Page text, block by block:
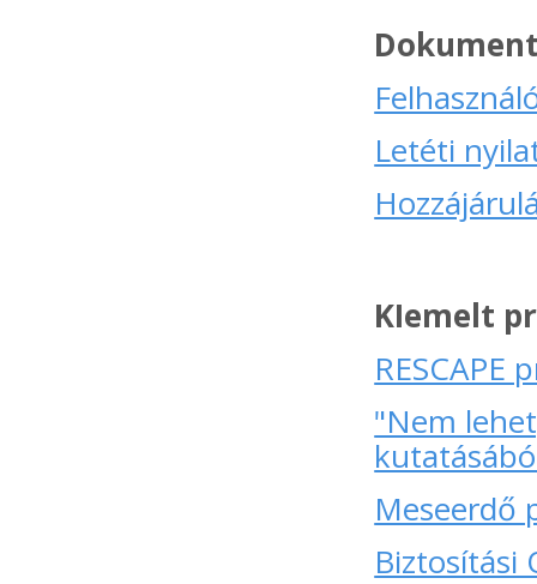
Letéti
KIemelt
RESCAPE
"Nem
Meseerdő
Biztosítási